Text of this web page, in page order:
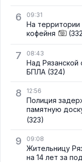
6 09:31
На территории
кофейня
7 08:43
Над Рязанской
БПЛА (324)
8 12:56
Полиция
памятную
(323)
9 09:08
Жительницу
на 14 лет за